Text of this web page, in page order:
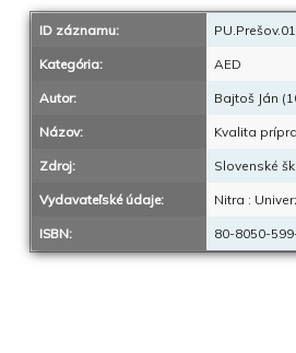
ID záznamu:
Kategória: AED
Autor: Bajtoš Ján
Názov: Kvalita
Zdroj: Slovenské
Vydavateľské údaje: Nitra :
ISBN: 80-8050-